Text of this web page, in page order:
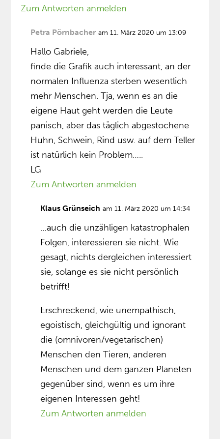
Zum Antworten anmelden
Petra Pörnbacher am 11. März 2020 um 13:09
Hallo Gabriele,
finde die Grafik auch interessant, an der
normalen Influenza sterben wesentlich
mehr Menschen. Tja, wenn es an die
eigene Haut geht werden die Leute
panisch, aber das täglich abgestochene
Huhn, Schwein, Rind usw. auf dem Teller
ist natürlich kein Problem…..
LG
Zum Antworten anmelden
Klaus Grünseich am 11. März 2020 um 14:34
…auch die unzähligen katastrophalen
Folgen, interessieren sie nicht. Wie
gesagt, nichts dergleichen interessiert
sie, solange es sie nicht persönlich
betrifft!
Erschreckend, wie unempathisch,
egoistisch, gleichgültig und ignorant
die (omnivoren/vegetarischen)
Menschen den Tieren, anderen
Menschen und dem ganzen Planeten
gegenüber sind, wenn es um ihre
eigenen Interessen geht!
Zum Antworten anmelden